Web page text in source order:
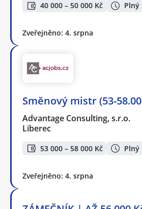
40 000 – 50 000 Kč Plný
Zveřejněno: 4. srpna
Směnový mistr (53-
Advantage Consulting, s.r.o.
Liberec
53 000 – 58 000 Kč Plný
Zveřejněno: 4. srpna